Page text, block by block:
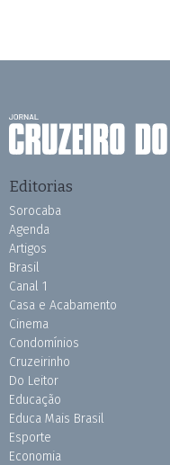
Editorias
Sorocaba
Agenda
Artigos
Brasil
Canal 1
Casa e Acabamento
Cinema
Condomínios
Cruzeirinho
Do Leitor
Educação
Educa Mais Brasil
Esporte
Economia